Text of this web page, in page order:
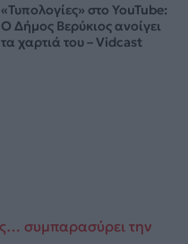
«Τυπολογίες» στο YouTube:
Ο Δήμος Βερύκιος ανοίγει
τα χαρτιά του – Vidcast